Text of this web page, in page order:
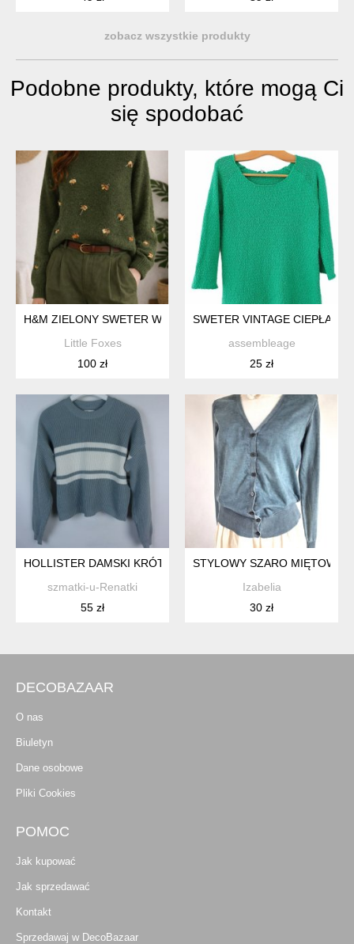
zobacz wszystkie produkty
Podobne produkty, które mogą Ci
się spodobać
H&M ZIELONY SWETER W ZŁOTE WAŻKI PSZCZOŁY OWADY
Little Foxes
100 zł
SWETER VINTAGE CIEPŁA
assembleage
25 zł
HOLLISTER DAMSKI KRÓTKI SZAŁWIOWY SWETER / XS
szmatki-u-Renatki
55 zł
STYLOWY SZARO MIĘTOWY
Izabelia
30 zł
DECOBAZAAR
O nas
Biuletyn
Dane osobowe
Pliki Cookies
POMOC
Jak kupować
Jak sprzedawać
Kontakt
Sprzedawaj w DecoBazaar